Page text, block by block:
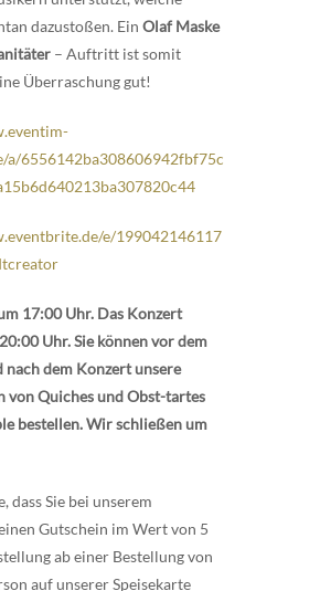
dazustoßen. Ein Olaf Maske
– Auftritt ist somit
Überraschung gut!
a/6556142ba308606942fbf75c
e/199042146117
17:00 Uhr. Das Konzert
Uhr. Sie können vor dem
nach dem Konzert unsere
von Quiches und Obst-tartes
bestellen. Wir schließen um
dass Sie bei unserem
Gutschein im Wert von 5
ab einer Bestellung von
auf unserer Speisekarte